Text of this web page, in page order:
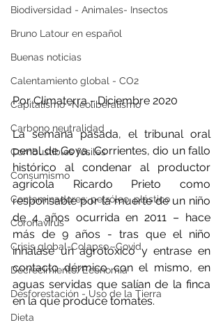
Biodiversidad - Animales- Insectos
Bruno Latour en español
Buenas noticias
Calentamiento global - CO2
Capitalismo -Neoliberalismo
Carbono neutralidad
Combustibles fósiles
Consumismo
Contaminadores: petróleo, plástico
Coronavirus
Crisis global-Colapso -Covid
Decrecimiento/Economía
Desforestación - Uso de la Tierra
Dieta
Por Climaterra - Diciembre 2020
La semana pasada, el tribunal oral
penal de Goya, Corrientes, dio un fallo
histórico al condenar al productor
agrícola Ricardo Prieto como
responsable por la muerte de un niño
de 4 años ocurrida en 2011 – hace
más de 9 años - tras que el niño
inhalase un agrotóxico y entrase en
contacto dérmico con el mismo, en
aguas servidas que salían de la finca
en la que produce tomates.